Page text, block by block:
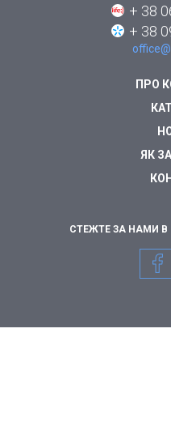
ПРО
ЯК
+ 38
+ 38
СТЕЖТЕ ЗА НАМИ